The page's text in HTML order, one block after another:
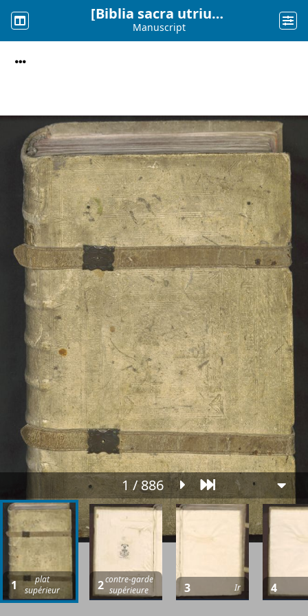
[Biblia sacra utriusque testamenti iuxta Latinam vulgatam versionem]
Manuscript
1 / 886
1
plat
supérieur
2contre-garde
supérieure
3 Ir 4